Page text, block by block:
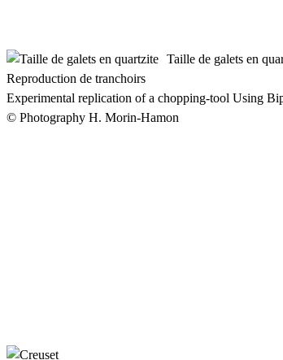
Taille de galets en
Reproduction de tranchoirs
Experimental replication of a chopping-tool Using
© Photography H. Morin-Hamon